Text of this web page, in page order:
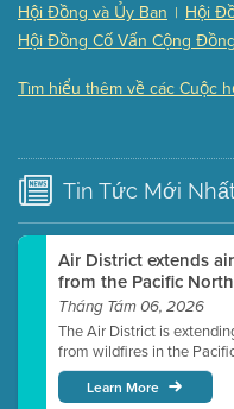
Presentation
Meeting Details
Submit a
Watch for
Hội Đồng và Ủy Ban | Hội
Hội Đồng Cố Vấn Cộng Đồng
Tìm hiểu thêm về các Cuộc
Tin Tức Mới
Air District extends
from the Pacific
Tháng Tám 06, 2026
The Air District is
from wildfires in the
Learn More